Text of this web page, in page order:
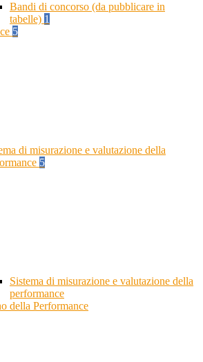
Bandi di concorso (da pubblicare in
tabelle) 1
5
di misurazione e valutazione della
5
Sistema di misurazione e valutazione della
performance
della Performance